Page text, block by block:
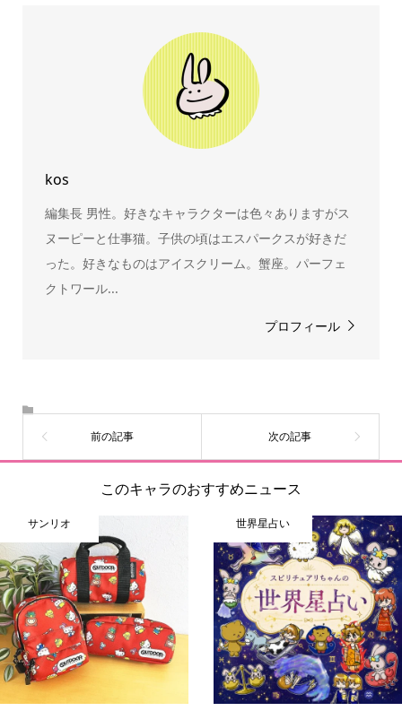
をご紹介しています。生まれたばかりの新しいキャラクタ
ーをいち早く皆さんにお届けすることも、私たちの使命の
kos
編集長 男性。好きなキャラクターは色々ありますがス
ヌーピーと仕事猫。子供の頃はエスパークスが好きだ
った。好きなものはアイスクリーム。蟹座。パーフェ
クトワール...
プロフィール
このキャラのおすすめニュース
サンリオ 世界星占い